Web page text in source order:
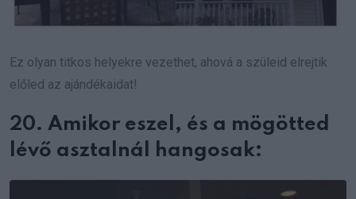
Ez olyan titkos helyekre vezethet, ahová a szüleid elrejtik
előled az ajándékaidat!
20. Amikor eszel, és a mögötted
lévő asztalnál hangosak: